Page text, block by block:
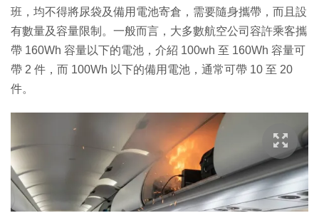
班，均不得將尿袋及備用電池寄倉，需要隨身攜帶，而且設
有數量及容量限制。一般而言，大多數航空公司容許乘客攜
帶 160Wh 容量以下的電池，介紹 100wh 至 160Wh 容量可
帶 2 件，而 100Wh 以下的備用電池，通常可帶 10 至 20
件。